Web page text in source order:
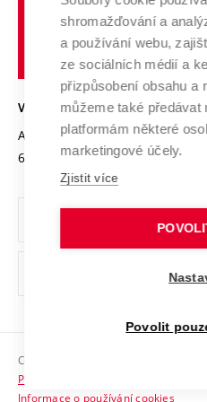
Výzkumné infrastruktury
Transfer znalostí
Open Science
Projekty
Projekty ze strukturálních
Specifický výzkum
Služby univerzity
Mezinárodní dohody
Univerzitní sítě
Udržitelná univerzita
Podnikavá univerzita /
Bezpečná univerzita
Vyznamenání
Organizační struktura
Ochrana osobních údajů
odkaz)
Sociální bezpečí
HR Award
VYSOKÉ UČENÍ TECHNICKÉ V
Antonínská 548/1
602 00 Brno
Copyright © 2026 VUT
Prohlášení o přístupnosti
Informace o používání cookies
shromažďování a
a používání webu,
ze sociálních médií a
přizpůsobení obsahu a
můžeme také předávat
platformám některé
marketingové účely.
Zjistit více
Povolit